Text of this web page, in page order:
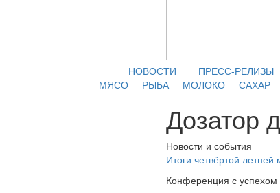
НОВОСТИ ПРЕСС-РЕЛИЗЫ
МЯСО
РЫБА МОЛОКО САХАР
Дозатор
Новости и события
Итоги четвёртой
Конференция с